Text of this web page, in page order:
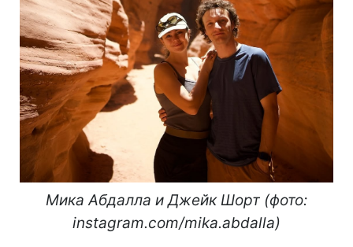
Мика Абдалла и Джейк Шорт (фото:
instagram.com/mika.abdalla)